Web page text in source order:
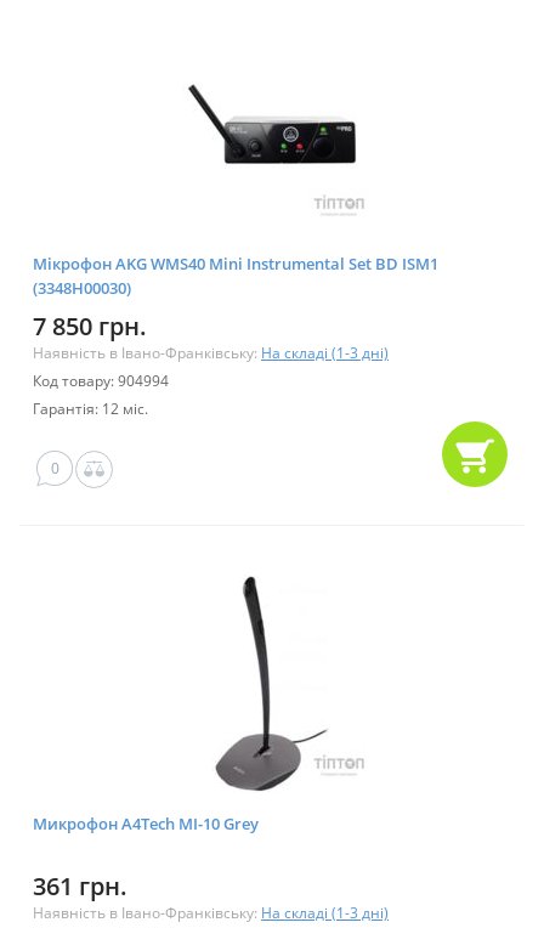
Мікрофон AKG WMS40 Mini Instrumental Set BD ISM1
(3348H00030)
7 850 грн.
Наявність в Івано-Франківську: На складі (1-3 дні)
Код товару: 904994
Гарантія: 12 міс.
0
Микрофон A4Tech MI-10 Grey
361 грн.
Наявність в Івано-Франківську: На складі (1-3 дні)